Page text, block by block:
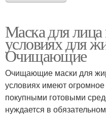
Маска для
условиях для
Очищающие
Очищающие маски для
условиях имеют
покупными готовыми
нуждается в